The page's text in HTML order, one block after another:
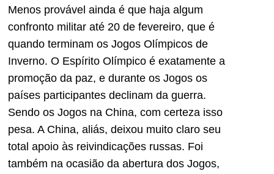
Menos provável ainda é que haja algum
confronto militar até 20 de fevereiro, que é
quando terminam os Jogos Olímpicos de
Inverno. O Espírito Olímpico é exatamente a
promoção da paz, e durante os Jogos os
países participantes declinam da guerra.
Sendo os Jogos na China, com certeza isso
pesa. A China, aliás, deixou muito claro seu
total apoio às reivindicações russas. Foi
também na ocasião da abertura dos Jogos,